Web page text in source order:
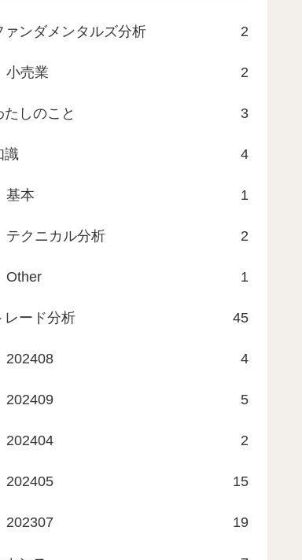
ァンダメンタルズ分析 2
小売業 2
たしのこと 3
識 4
基本 1
テクニカル分析 2
Other 1
レード分析 45
202408 4
202409 5
202404 2
202405 15
202307 19